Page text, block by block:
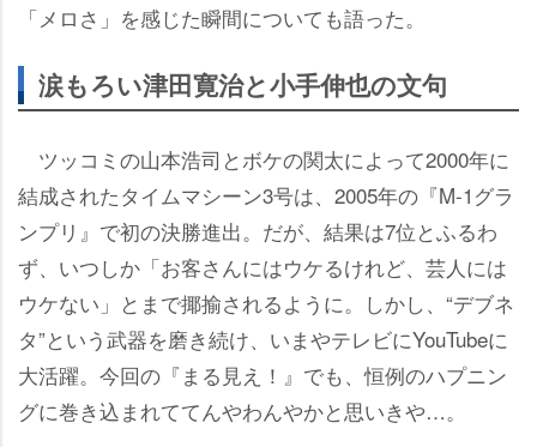
「メロさ」を感じた瞬間についても語った。
涙もろい津田寛治と小手伸也の文句
ツッコミの山本浩司とボケの関太によって2000年に
結成されたタイムマシーン3号は、2005年の『M-1グラ
ンプリ』で初の決勝進出。だが、結果は7位とふるわ
ず、いつしか「お客さんにはウケるけれど、芸人には
ウケない」とまで揶揄されるように。しかし、“デブネ
タ”という武器を磨き続け、いまやテレビにYouTubeに
大活躍。今回の『まる見え！』でも、恒例のハプニン
グに巻き込まれててんやわんやかと思いきや…。